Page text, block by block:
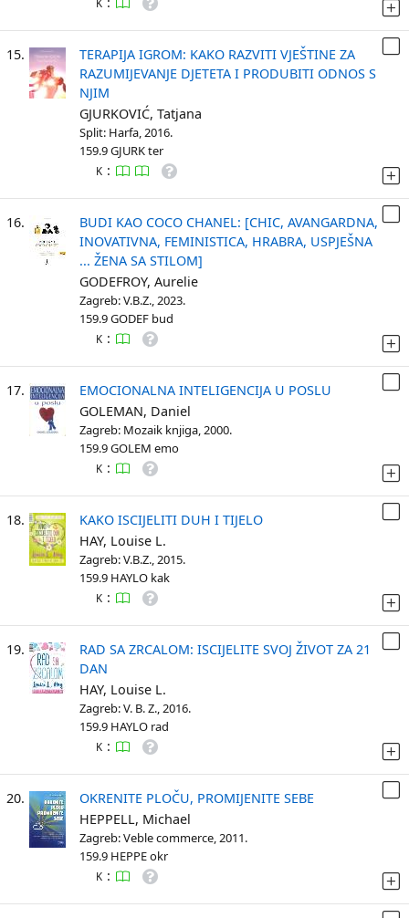
K
15.
TERAPIJA IGROM: KAKO RAZVITI VJEŠTINE ZA
RAZUMIJEVANJE DJETETA I PRODUBITI ODNOS S
NJIM
GJURKOVIĆ, Tatjana
Split: Harfa, 2016.
159.9 GJURK ter
K :
16.
BUDI KAO COCO CHANEL: [CHIC, AVANGARDNA,
INOVATIVNA, FEMINISTICA, HRABRA, USPJEŠNA
... ŽENA SA STILOM]
GODEFROY, Aurelie
Zagreb: V.B.Z., 2023.
159.9 GODEF bud
K :
17.
EMOCIONALNA INTELIGENCIJA U POSLU
GOLEMAN, Daniel
Zagreb: Mozaik knjiga, 2000.
159.9 GOLEM emo
K :
18.
KAKO ISCIJELITI DUH I TIJELO
HAY, Louise L.
Zagreb: V.B.Z., 2015.
159.9 HAYLO kak
K :
19.
RAD SA ZRCALOM: ISCIJELITE SVOJ ŽIVOT ZA 21
DAN
HAY, Louise L.
Zagreb: V. B. Z., 2016.
159.9 HAYLO rad
K :
20.
OKRENITE PLOČU, PROMIJENITE SEBE
HEPPELL, Michael
Zagreb: Veble commerce, 2011.
159.9 HEPPE okr
K :